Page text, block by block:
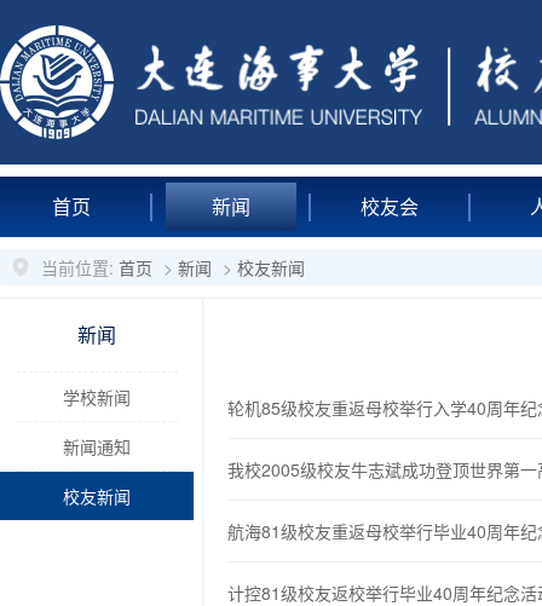
首页 新闻 校友会
当前位置: 首页 > 新闻 > 校友新闻
新闻
学校新闻
新闻通知
校友新闻
轮机85级校友重返母校举行入学40周年纪
我校2005级校友牛志斌成功登顶世界第
航海81级校友重返母校举行毕业40周年纪
计控81级校友返校举行毕业40周年纪念活